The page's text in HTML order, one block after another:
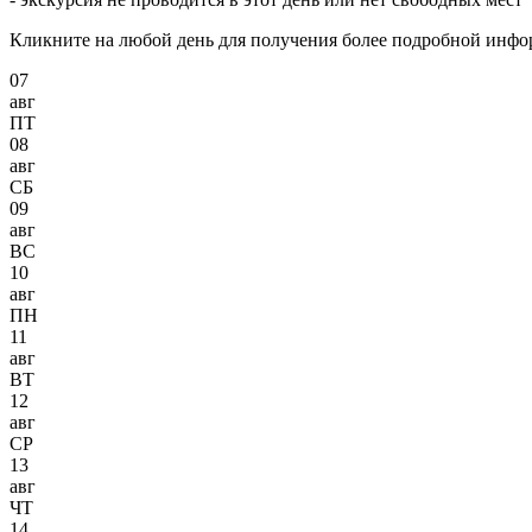
Кликните на любой день для получения более подробной
07
авг
ПТ
08
авг
СБ
09
авг
ВС
10
авг
ПН
11
авг
ВТ
12
авг
СР
13
авг
ЧТ